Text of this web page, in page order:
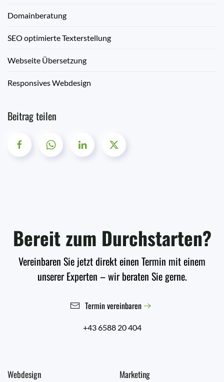
Domainberatung
SEO optimierte Texterstellung
Webseite Übersetzung
Responsives Webdesign
Beitrag teilen
Bereit zum Durchstarten?
Vereinbaren Sie jetzt direkt einen Termin mit einem
unserer Experten – wir beraten Sie gerne.
Termin vereinbaren
+43 6588 20 404
Webdesign Marketing